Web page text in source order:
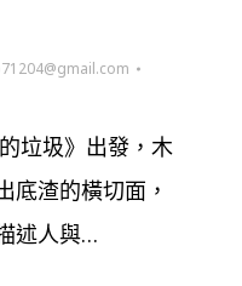
垃圾》出發，木
底渣的橫切面，
述人與…